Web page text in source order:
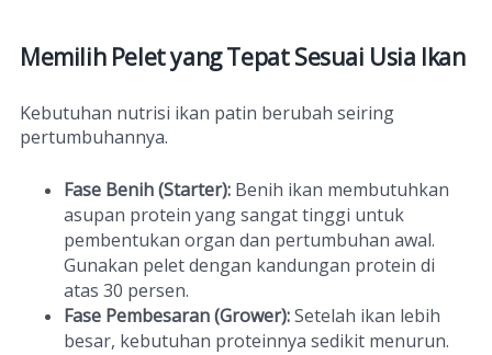
Memilih Pelet yang Tepat Sesuai Usia Ikan
Kebutuhan nutrisi ikan patin berubah seiring
pertumbuhannya.
Fase Benih (Starter): Benih ikan membutuhkan
asupan protein yang sangat tinggi untuk
pembentukan organ dan pertumbuhan awal.
Gunakan pelet dengan kandungan protein di
atas 30 persen.
Fase Pembesaran (Grower):Setelah ikan lebih
besar, kebutuhan proteinnya sedikit menurun.